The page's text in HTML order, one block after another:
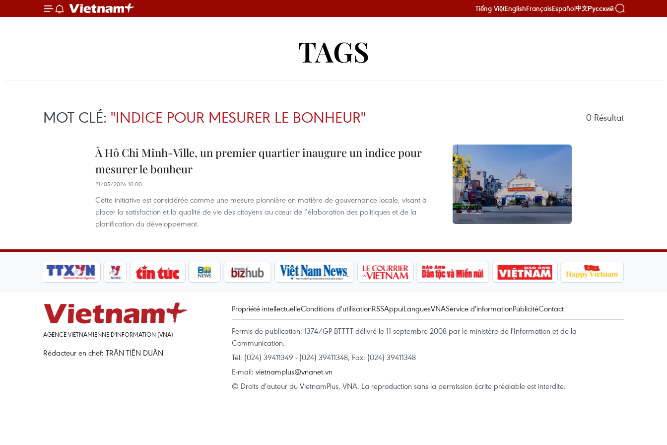
Tiếng ViệtEnglishFrançaisEspañol中文Русский
TAGS
MOT CLÉ: "INDICE POUR MESURER LE BONHEUR" 0 Résultat
À Hô Chi Minh-Ville, un premier quartier inaugure un indice pour
mesurer le bonheur
21/05/2026 10:00
Cette initiative est considérée comme une mesure pionnière en matière de gouvernance locale, visant à
placer la satisfaction et la qualité de vie des citoyens au cœur de l’élaboration des politiques et de la
planification du développement.
AGENCE VIETNAMIENNE D'INFORMATION (VNA)
Rédacteur en chef: TRÂN TIÊN DUÂN
Propriété intellectuelleConditions d'utilisationRSSAppuiLanguesVNAService d'informationPublicitéContact
Permis de publication: 1374/GP-BTTTT délivré le 11 septembre 2008 par le ministère de l'Information et de la
Communication.
Tél: (024) 39411349 - (024) 39411348, Fax: (024) 39411348
E-mail: vietnamplus@vnanet.vn
© Droits d'auteur du VietnamPlus, VNA. La reproduction sans la permission écrite préalable est interdite.